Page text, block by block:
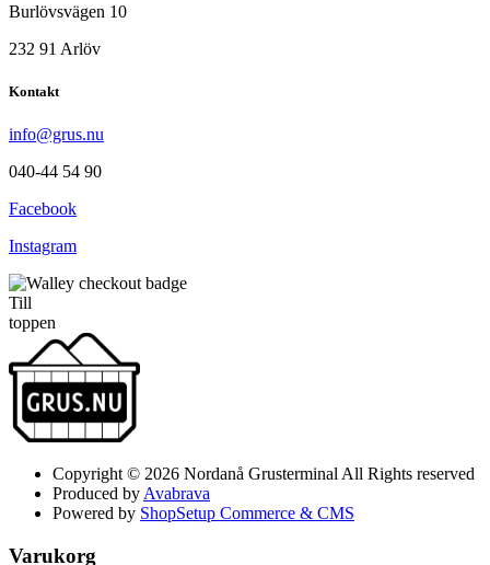
Burlövsvägen 10
232 91 Arlöv
Kontakt
info@grus.nu
040-44 54 90
Facebook
Instagram
Till
toppen
Copyright © 2026 Nordanå Grusterminal All Rights reserved
Produced by Avabrava
Powered by ShopSetup Commerce & CMS
Varukorg